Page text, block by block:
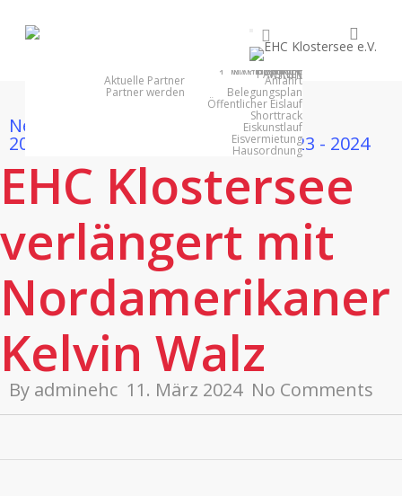
1. MANNSCHAFT
NACHWUCHS
EISHALLE
Anfahrt
Belegungsplan
Öffentlicher Eislauf
Shorttrack
Eiskunstlauf
Eisvermietung
Hausordnung
VEREIN
PARTNER
Aktuelle Partner
Partner werden
facebook instagram
News
2024 Spielberichte 2023 - 2024
EHC Klostersee
verlängert mit
Nordamerikaner
Kelvin Walz
By adminehc 11. März 2024 No Comments